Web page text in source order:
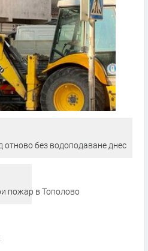
отново без водоподаване днес
пожар в Тополово